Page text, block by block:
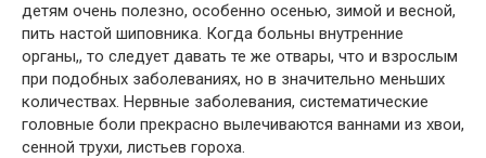
детям очень полезно, особенно осенью, зимой и весной,
пить настой шиповника. Когда больны внутренние
органы,, то следует давать те же отвары, что и взрослым
при подобных заболеваниях, но в значительно меньших
количествах. Нервные заболевания, систематические
головные боли прекрасно вылечиваются ваннами из хвои,
сенной трухи, листьев гороха.